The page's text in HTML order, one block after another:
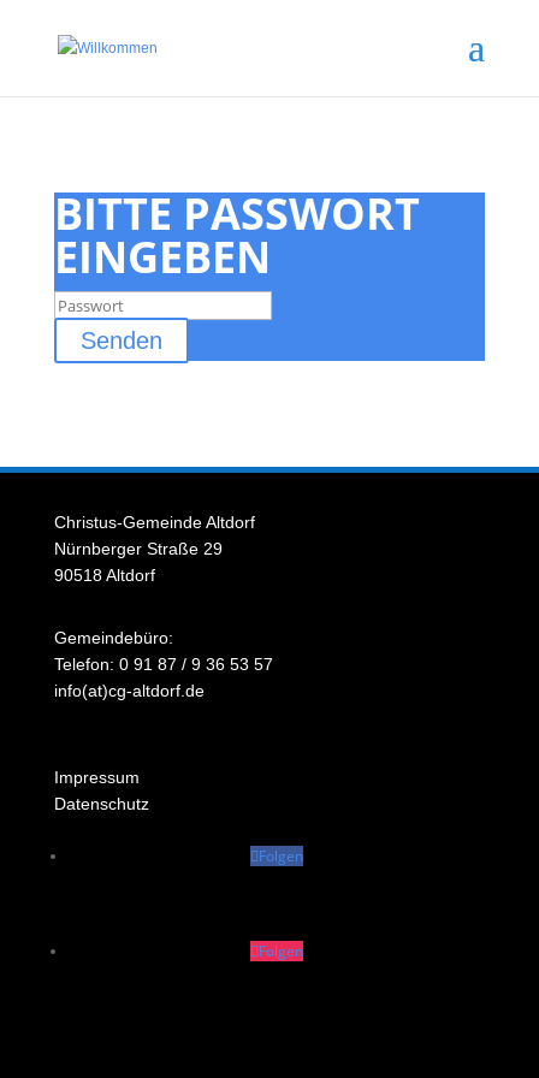
BITTE PASSWORT
EINGEBEN
Senden
Christus-Gemeinde Altdorf
Nürnberger Straße 29
90518 Altdorf
Gemeindebüro:
Telefon: 0 91 87 / 9 36 53 57
info(at)cg-altdorf.de
Impressum
Datenschutz
Folgen
Folgen